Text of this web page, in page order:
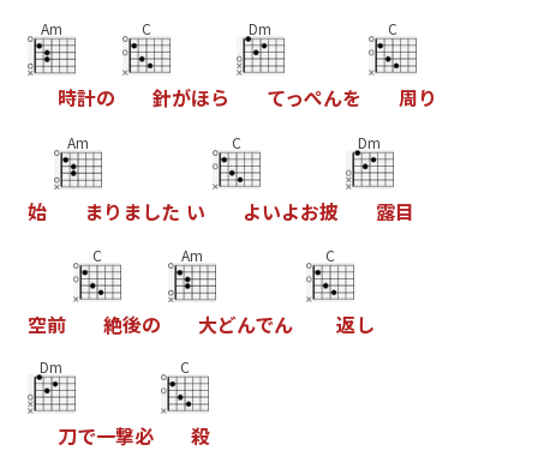
Am
時計の
C
針がほら
Dm
てっぺんを
C
周り
始
Am
まり ました い
C
よいよお披
Dm
露目
空前
C
絶後の
Am
大どんでん
C
返し
Dm
刀で一撃必
C
殺